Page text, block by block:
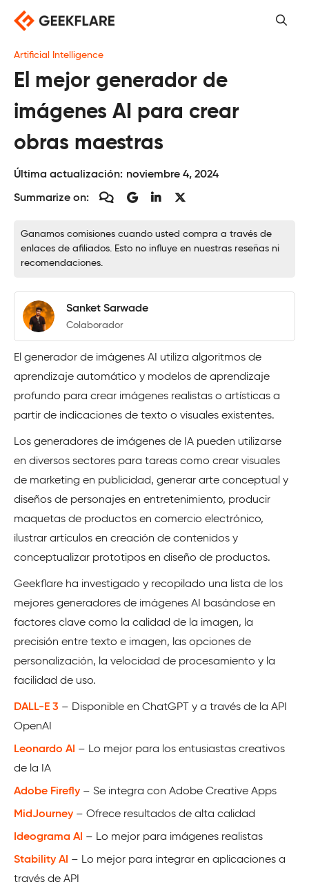
Saltar
contenido
Artificial Intelligence
El mejor generador de
imágenes AI para crear
obras maestras
Última actualización: noviembre 4, 2024
Summarize on:
Ganamos comisiones cuando usted compra a través de
enlaces de afiliados. Esto no influye en nuestras reseñas ni
recomendaciones.
Sanket Sarwade
Colaborador
El generador de imágenes AI utiliza algoritmos de
aprendizaje automático y modelos de aprendizaje
profundo para crear imágenes realistas o artísticas a
partir de indicaciones de texto o visuales existentes.
Los generadores de imágenes de IA pueden utilizarse
en diversos sectores para tareas como crear visuales
de marketing en publicidad, generar arte conceptual y
diseños de personajes en entretenimiento, producir
maquetas de productos en comercio electrónico,
ilustrar artículos en creación de contenidos y
conceptualizar prototipos en diseño de productos.
Geekflare ha investigado y recopilado una lista de los
mejores generadores de imágenes AI basándose en
factores clave como la calidad de la imagen, la
precisión entre texto e imagen, las opciones de
personalización, la velocidad de procesamiento y la
facilidad de uso.
DALL-E 3 – Disponible en ChatGPT y a través de la API
OpenAI
Leonardo AI – Lo mejor para los entusiastas creativos
de la IA
Adobe Firefly – Se integra con Adobe Creative Apps
MidJourney – Ofrece resultados de alta calidad
Ideograma AI – Lo mejor para imágenes realistas
Stability AI – Lo mejor para integrar en aplicaciones a
través de API